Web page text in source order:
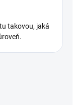
takovou, jaká